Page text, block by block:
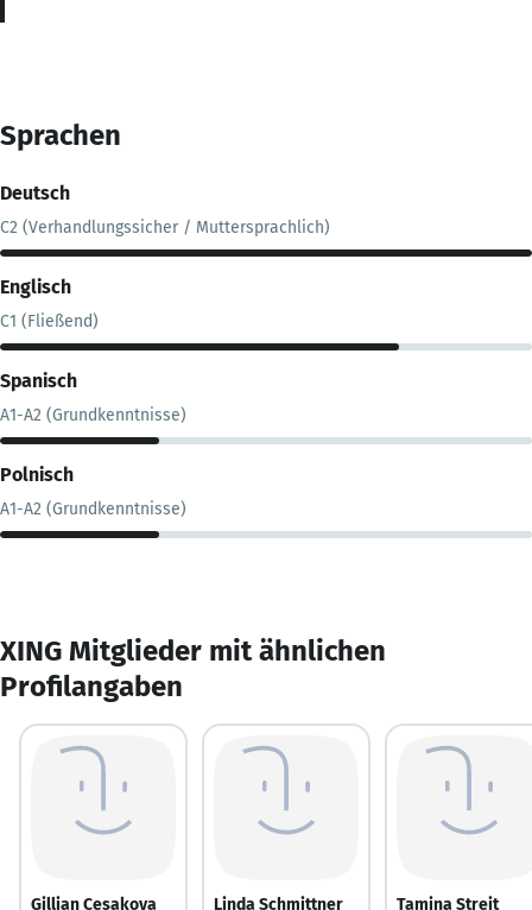
Sprachen
Deutsch
C2 (Verhandlungssicher / Muttersprachlich)
Englisch
C1 (Fließend)
Spanisch
A1-A2 (Grundkenntnisse)
Polnisch
A1-A2 (Grundkenntnisse)
XING Mitglieder mit ähnlichen
Profilangaben
Gillian Cesakova Linda Schmittner Tamina Streit